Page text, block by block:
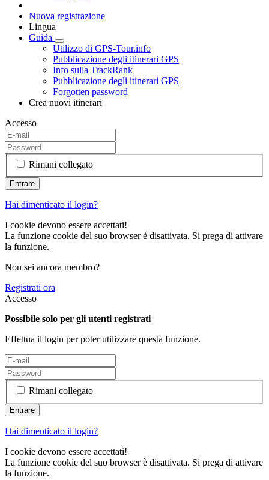
Nuova registrazione
Lingua
Guida
Utilizzo di GPS-Tour.info
Pubblicazione degli itinerari GPS
Info sulla TrackRank
Pubblicazione degli itinerari GPS
Forgotten password
Crea nuovi itinerari
Accesso
Rimani collegato
Hai dimenticato il login?
I cookie devono essere accettati!
La funzione cookie del suo browser è disattivata. Si prega di attivare
la funzione.
Non sei ancora membro?
Registrati ora
Accesso
Possibile solo per gli utenti registrati
Effettua il login per poter utilizzare questa funzione.
Rimani collegato
Hai dimenticato il login?
I cookie devono essere accettati!
La funzione cookie del suo browser è disattivata. Si prega di attivare
la funzione.